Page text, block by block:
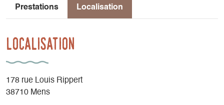
Prestations Localisation
Localisation
178 rue Louis Rippert
38710 Mens